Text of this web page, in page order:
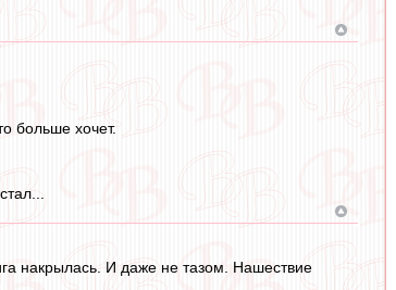
больше хочет.
накрылась. И даже не тазом. Нашествие